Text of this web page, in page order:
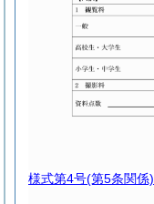
様式第4号(第5条関係)